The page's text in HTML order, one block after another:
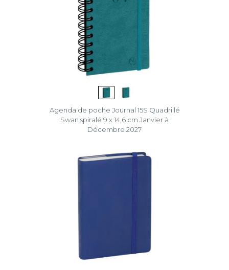
Agenda de poche Journal 15S Quadrillé
Swan spiralé 9 x 14,6 cm Janvier à
Décembre 2027